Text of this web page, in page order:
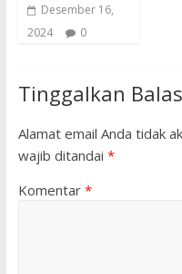
Desember 16,
2024
0
Tinggalkan
Alamat email Anda tidak
wajib ditandai *
Komentar *